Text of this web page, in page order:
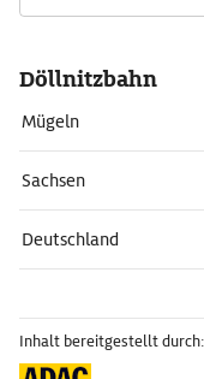
Döllnitzbahn
Mügeln
Sachsen
Deutschland
Inhalt bereitgestellt durch: